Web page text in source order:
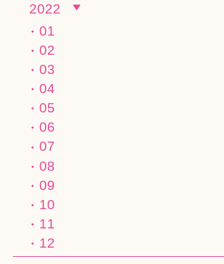
2022
01
02
03
04
05
06
07
08
09
10
11
12